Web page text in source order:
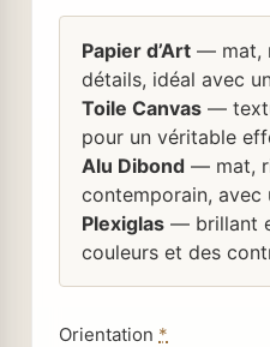
Papier d’Art — mat,
détails, idéal avec
Toile Canvas —
pour un véritable
Alu Dibond — mat,
contemporain, avec
Plexiglas — brillant
couleurs et des
Orientation *